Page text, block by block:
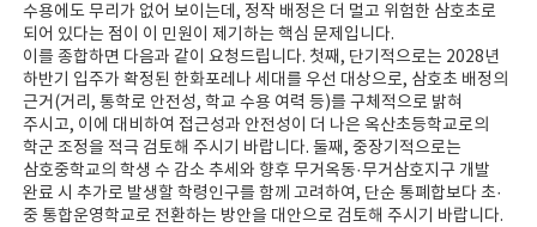
수용에도 무리가 없어 보이는데, 정작 배정은 더 멀고 위험한 삼호초로
되어 있다는 점이 이 민원이 제기하는 핵심 문제입니다.
이를 종합하면 다음과 같이 요청드립니다. 첫째, 단기적으로는 2028년
하반기 입주가 확정된 한화포레나 세대를 우선 대상으로, 삼호초 배정의
근거(거리, 통학로 안전성, 학교 수용 여력 등)를 구체적으로 밝혀
주시고, 이에 대비하여 접근성과 안전성이 더 나은 옥산초등학교로의
학군 조정을 적극 검토해 주시기 바랍니다. 둘째, 중장기적으로는
삼호중학교의 학생 수 감소 추세와 향후 무거옥동·무거삼호지구 개발
완료 시 추가로 발생할 학령인구를 함께 고려하여, 단순 통폐합보다 초·
중 통합운영학교로 전환하는 방안을 대안으로 검토해 주시기 바랍니다.